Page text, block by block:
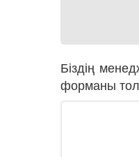
Біздің
форманы